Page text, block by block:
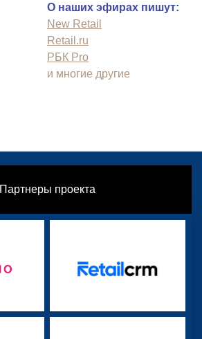
О наших эфирах пишут:
New Retail
Retail.ru
РБК Pro
и многие другие
Партнеры проекта